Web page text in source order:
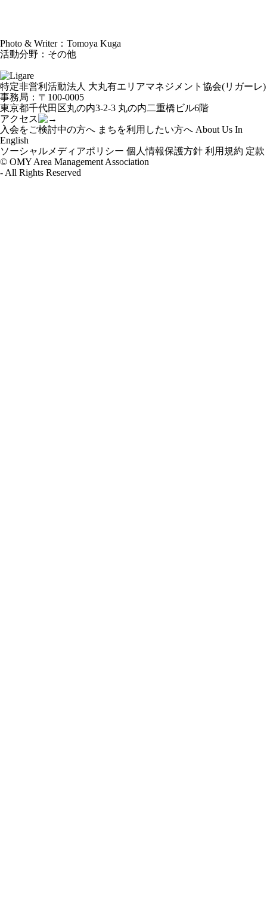
Photo & Writer：Tomoya Kuga
活動分野：その他
特定非営利活動法人 大丸有エリアマネジメント協会(リガーレ)
事務局：〒100-0005
東京都千代田区丸の内3-2-3 丸の内二重橋ビル6階
アクセス
入会をご検討中の方へ まちを利用したい方へ About Us In
English
ソーシャルメディアポリシー 個人情報保護方針 利用規約 定款
© OMY Area Management Association
- All Rights Reserved